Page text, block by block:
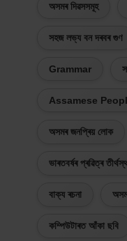
অসমৰ দিৱসসমূহ
সহজ লভ্য বন দৰবৰ গুণ
Grammar
Assamese
অসমৰ জনপ্ৰিয় লোক
ভাৰতবৰ্ষৰ প্ৰৱিত্ৰ
বাক্য ৰচনা
কম্পিউটাৰত আঁকা ছবি